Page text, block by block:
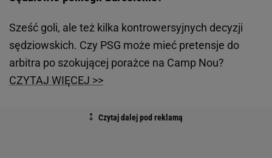
Sześć goli, ale też kilka kontrowersyjnych decyzji
sędziowskich. Czy PSG może mieć pretensje do
arbitra po szokującej porażce na Camp Nou?
CZYTAJ WIĘCEJ >>